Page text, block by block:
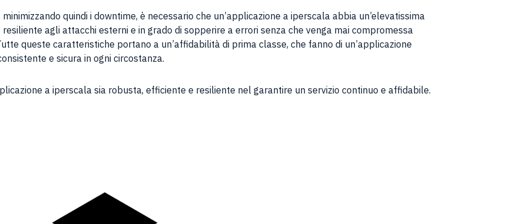
quindi i downtime, è necessario che un’applicazione a iperscala abbia un’elevatissima
agli attacchi esterni e in grado di sopperire a errori senza che venga mai compromessa
queste caratteristiche portano a un’affidabilità di prima classe, che fanno di un’applicazione
e sicura in ogni circostanza.
a iperscala sia robusta, efficiente e resiliente nel garantire un servizio continuo e affidabile.